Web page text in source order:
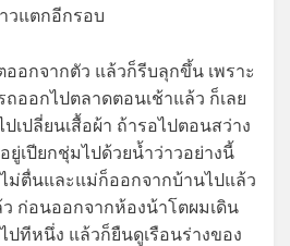
วแตกอีกรอบ
อกจากตัว แล้วก็รีบลุกขึ้น เพราะ
ออกไปตลาดตอนเช้าแล้ว ก็เลย
เปลี่ยนเสื้อผ้า ถ้ารอไปตอนสว่าง
ยู่เปียกชุ่มไปด้วยน้ำว่าวอย่างนี้
ม่ตื่นและแม่ก็ออกจากบ้านไปแล้ว
ว ก่อนออกจากห้องน้าโตผมเดิน
ทีหนึ่ง แล้วก็ยืนดูเรือนร่างของ